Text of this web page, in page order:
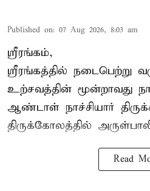
Published on: 07 Aug 2026, 8:03 am
ஸ்ரீரங்கம்,
ஸ்ரீரங்கத்தில் நடைபெற்று
உற்சவத்தின் மூன்றாவது
ஆண்டாள் நாச்சியார்
திருக்கோலத்தில்
Read